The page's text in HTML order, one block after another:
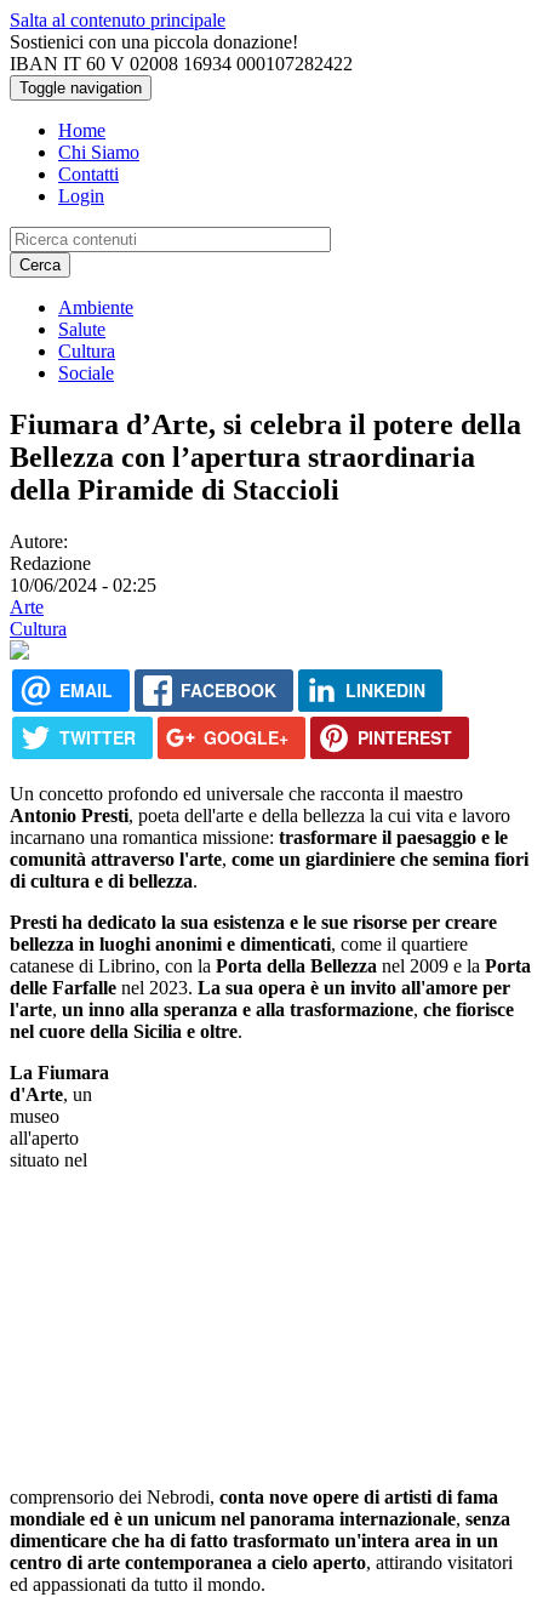
Salta al contenuto principale
Sostienici con una piccola donazione!
IBAN IT 60 V 02008 16934 000107282422
Toggle navigation
Home
Chi Siamo
Contatti
Login
Cerca
Ambiente
Salute
Cultura
Sociale
Fiumara d’Arte, si celebra il potere della
Bellezza con l’apertura straordinaria
della Piramide di Staccioli
Autore:
Redazione
10/06/2024 - 02:25
Arte
Cultura
EMAIL FACEBOOK
LINKEDIN
TWITTER
GOOGLE+ PINTEREST
Un concetto profondo ed universale che racconta il maestro
Antonio Presti, poeta dell'arte e della bellezza la cui vita e lavoro
incarnano una romantica missione: trasformare il paesaggio e le
comunità attraverso l'arte, come un giardiniere che semina fiori
di cultura e di bellezza.
Presti ha dedicato la sua esistenza e le sue risorse per creare
bellezza in luoghi anonimi e dimenticati, come il quartiere
catanese di Librino, con la Porta della Bellezza nel 2009 e la Porta
delle Farfalle nel 2023. La sua opera è un invito all'amore per
l'arte, un inno alla speranza e alla trasformazione, che fiorisce
nel cuore della Sicilia e oltre.
La Fiumara
d'Arte, un
museo
all'aperto
situato nel
comprensorio dei Nebrodi, conta nove opere di artisti di fama
mondiale ed è un unicum nel panorama internazionale, senza
dimenticare che ha di fatto trasformato un'intera area in un
centro di arte contemporanea a cielo aperto, attirando visitatori
ed appassionati da tutto il mondo.